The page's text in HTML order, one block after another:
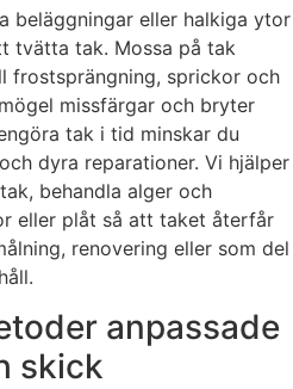
beläggningar eller halkiga ytor
tvätta tak. Mossa på tak
frostsprängning, sprickor och
missfärgar och bryter
tak i tid minskar du
dyra reparationer. Vi hjälper
behandla alger och
eller plåt så att taket återfår
renovering eller som del
anpassade
skick